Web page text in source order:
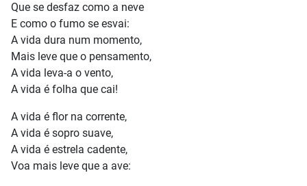
Que se desfaz como a neve
E como o fumo se esvai:
A vida dura num momento,
Mais leve que o pensamento,
A vida leva-a o vento,
A vida é folha que cai!
A vida é flor na corrente,
A vida é sopro suave,
A vida é estrela cadente,
Voa mais leve que a ave: